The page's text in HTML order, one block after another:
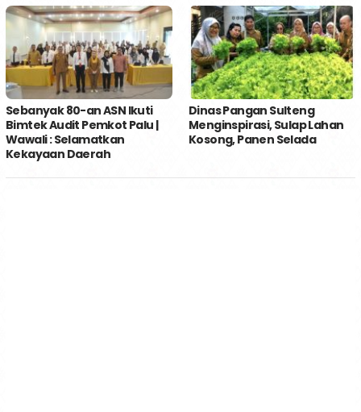
Sebanyak 80-an ASN Ikuti
Bimtek Audit Pemkot Palu |
Wawali : Selamatkan
Kekayaan Daerah
Dinas Pangan Sulteng
Menginspirasi, Sulap Lahan
Kosong, Panen Selada